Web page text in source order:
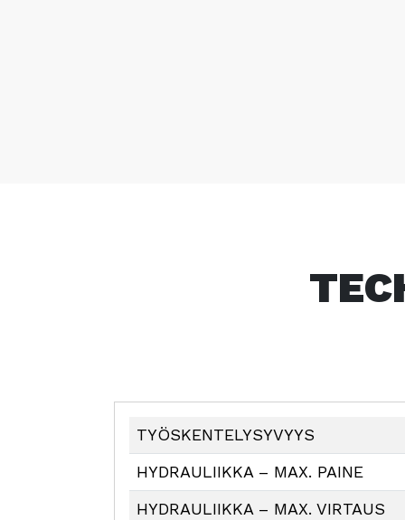
TYÖSKENTELYSYVYYS
HYDRAULIIKKA – MAX. PAINE
HYDRAULIIKKA – MAX. VIRTAUS